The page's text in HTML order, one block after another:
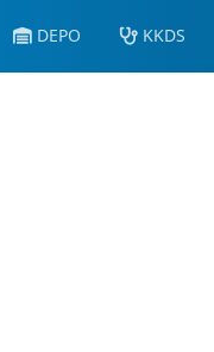
DEPO KKDS